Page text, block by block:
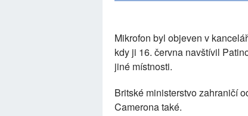
Mikrofon byl objeven v
kdy ji 16. června navštívil
jiné místnosti.
Britské ministerstvo zahraničí
Camerona také.